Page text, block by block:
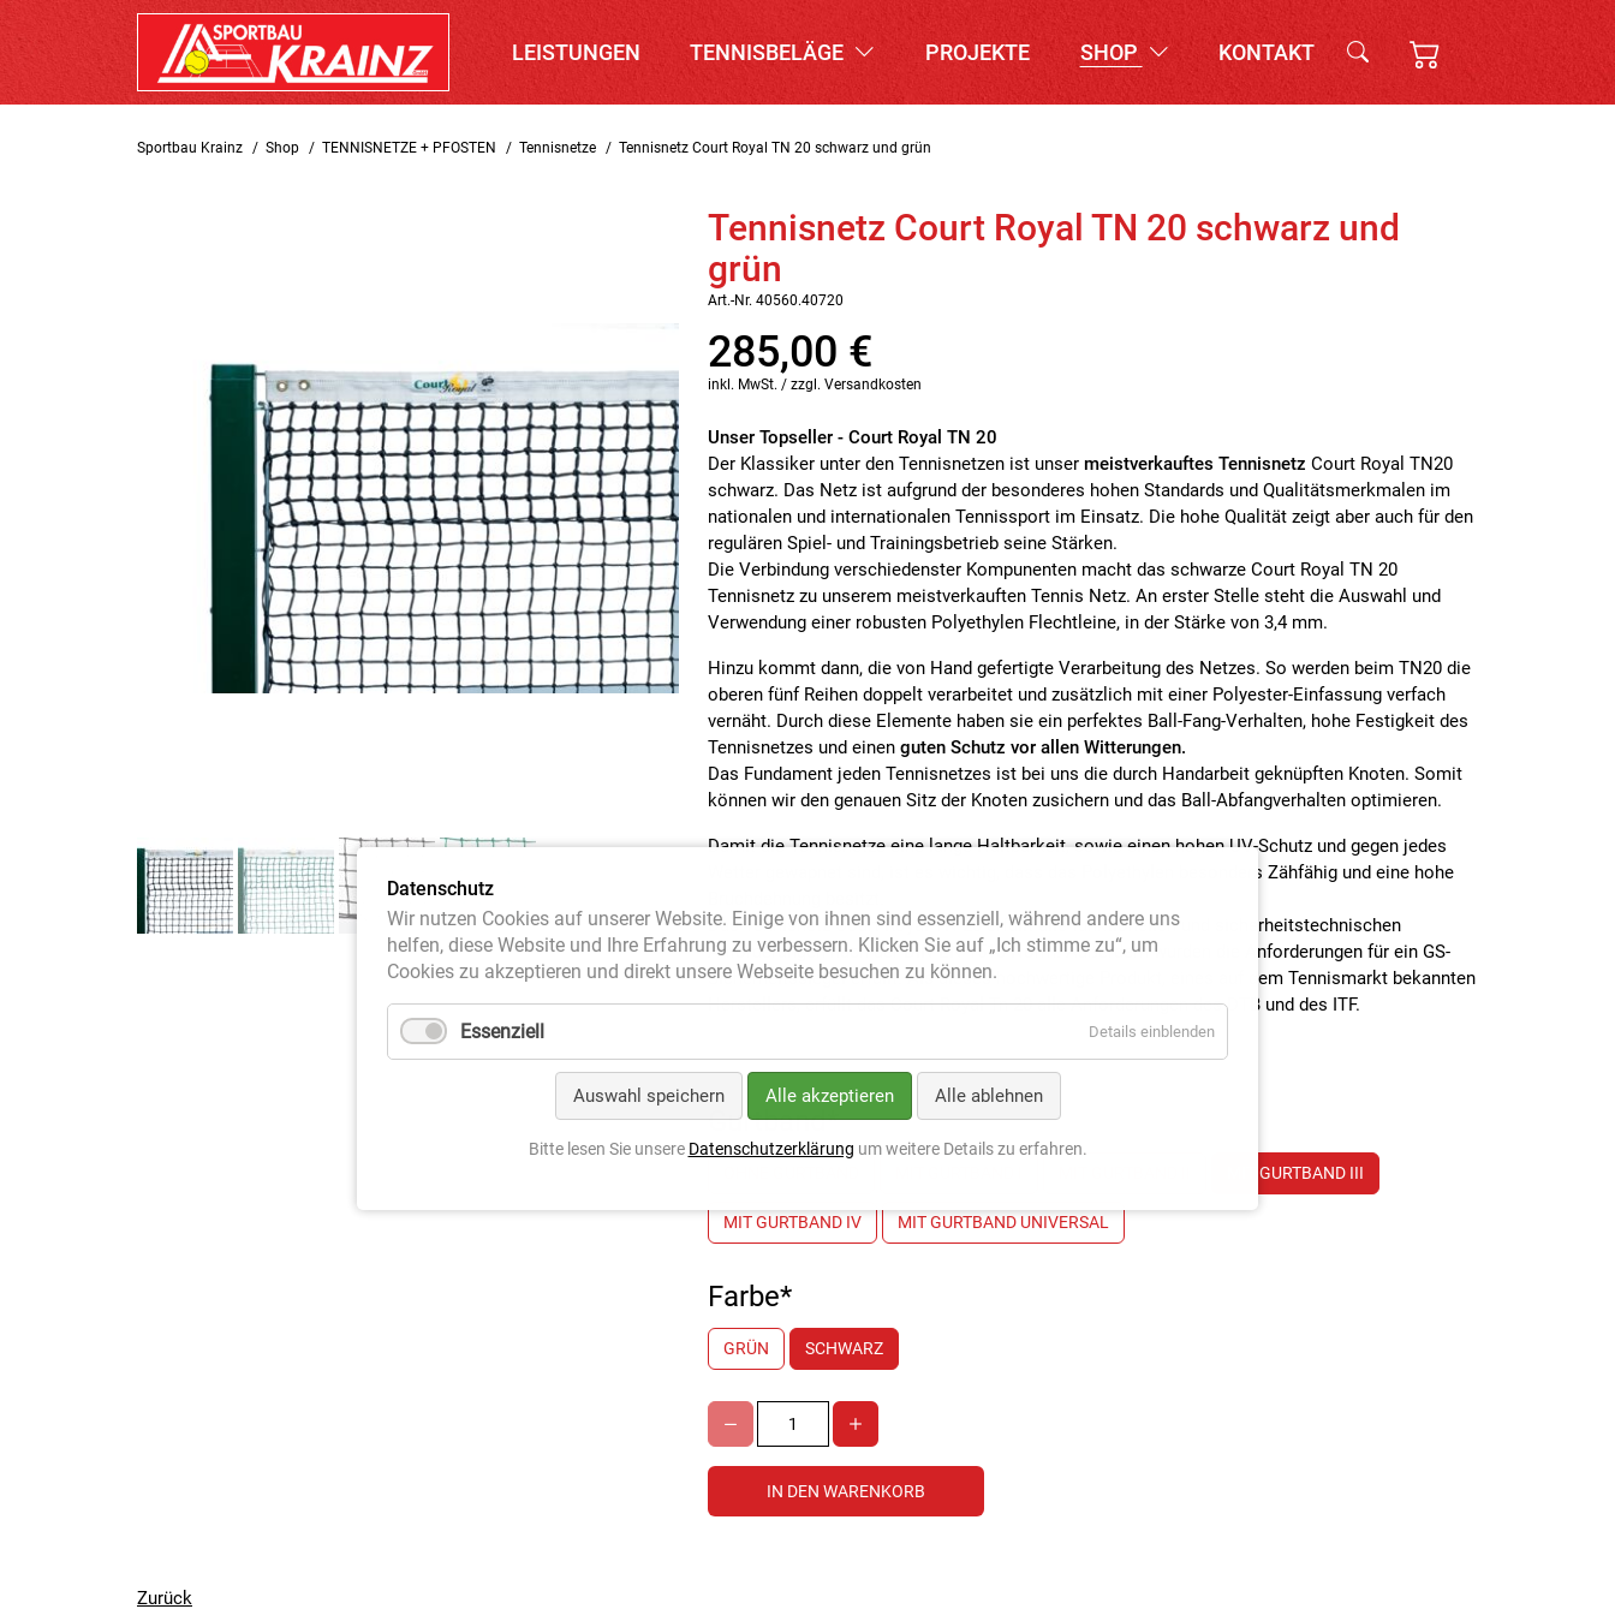
LEISTUNGEN TENNISBELÄGE PROJEKTE SHOP KONTAKT
Sportbau Krainz Shop TENNISNETZE + PFOSTEN Tennisnetze Tennisnetz Court Royal TN 20 schwarz und grün
Tennisnetz Court Royal TN 20 schwarz und
grün
Art.-Nr. 40560.40720
285,00 €
inkl. MwSt. / zzgl. Versandkosten
Unser Topseller - Court Royal TN 20
Der Klassiker unter den Tennisnetzen ist unser meistverkauftes Tennisnetz Court Royal TN20
schwarz. Das Netz ist aufgrund der besonderes hohen Standards und Qualitätsmerkmalen im
nationalen und internationalen Tennissport im Einsatz. Die hohe Qualität zeigt aber auch für den
regulären Spiel- und Trainingsbetrieb seine Stärken.
Die Verbindung verschiedenster Kompunenten macht das schwarze Court Royal TN 20
Tennisnetz zu unserem meistverkauften Tennis Netz. An erster Stelle steht die Auswahl und
Verwendung einer robusten Polyethylen Flechtleine, in der Stärke von 3,4 mm.
Hinzu kommt dann, die von Hand gefertigte Verarbeitung des Netzes. So werden beim TN20 die
oberen fünf Reihen doppelt verarbeitet und zusätzlich mit einer Polyester-Einfassung verfach
vernäht. Durch diese Elemente haben sie ein perfektes Ball-Fang-Verhalten, hohe Festigkeit des
Tennisnetzes und einen guten Schutz vor allen Witterungen.
Das Fundament jeden Tennisnetzes ist bei uns die durch Handarbeit geknüpften Knoten. Somit
können wir den genauen Sitz der Knoten zusichern und das Ball-Abfangverhalten optimieren.
Damit die Tennisnetze eine lange Haltbarkeit, sowie einen hohen UV-Schutz und gegen jedes
Wetter gewapnet sind, ist es wichtig, dass das Polyethylen besonders Zähfähig und eine hohe
Das Tennisnetz Court Royal TN 20 erfüllt alle funktionellen und sicherheitstechnischen
Anforderungen nach der DIN EN 1510 Norm. Außerdem wurden die Anforderungen für ein GS-
Sicherheitssiegel erfüllt. Als dieses hochwertige Produkt, eines auf dem Tennismarkt bekannten
Herstellers, erfüllt das Court Royal Tn 20 alle Anforderungen des DTB und des ITF.
Gurtband*
MIT GURTBAND III
MIT GURTBAND IV MIT GURTBAND UNIVERSAL
Farbe*
GRÜN SCHWARZ
Zurück
Datenschutz
Wir nutzen Cookies auf unserer Website. Einige von ihnen sind essenziell, während andere uns
helfen, diese Website und Ihre Erfahrung zu verbessern. Klicken Sie auf „Ich stimme zu“, um
Cookies zu akzeptieren und direkt unsere Webseite besuchen zu können.
Essenziell Details einblenden
Auswahl speichern Alle akzeptieren Alle ablehnen
Bitte lesen Sie unsere Datenschutzerklärung um weitere Details zu erfahren.